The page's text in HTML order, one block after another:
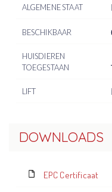
ALGEMENE STAAT
BESCHIKBAAR
HUISDIEREN
TOEGESTAAN
LIFT
DOWNLOADS
EPC Certificaat